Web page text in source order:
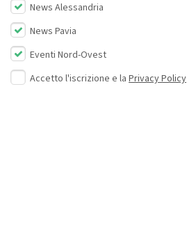
News Alessandria
News Pavia
Eventi Nord-Ovest
Accetto l'iscrizione e la Privacy Policy